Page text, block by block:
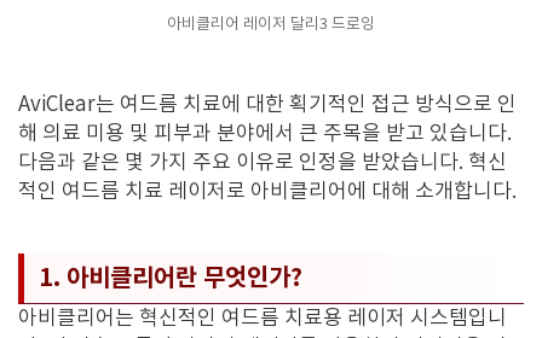
아비클리어 레이저 달리3 드로잉
AviClear는 여드름 치료에 대한 획기적인 접근 방식으로 인
해 의료 미용 및 피부과 분야에서 큰 주목을 받고 있습니다.
다음과 같은 몇 가지 주요 이유로 인정을 받았습니다. 혁신
적인 여드름 치료 레이저로 아비클리어에 대해 소개합니다.
1. 아비클리어란 무엇인가?
아비클리어는 혁신적인 여드름 치료용 레이저 시스템입니